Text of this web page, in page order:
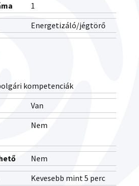
1
Energetizáló/jégtörő
kompetenciák
Van
Nem
Nem
Kevesebb mint 5 perc